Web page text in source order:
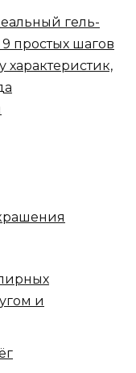
гель-
простых шагов
характеристик,
и